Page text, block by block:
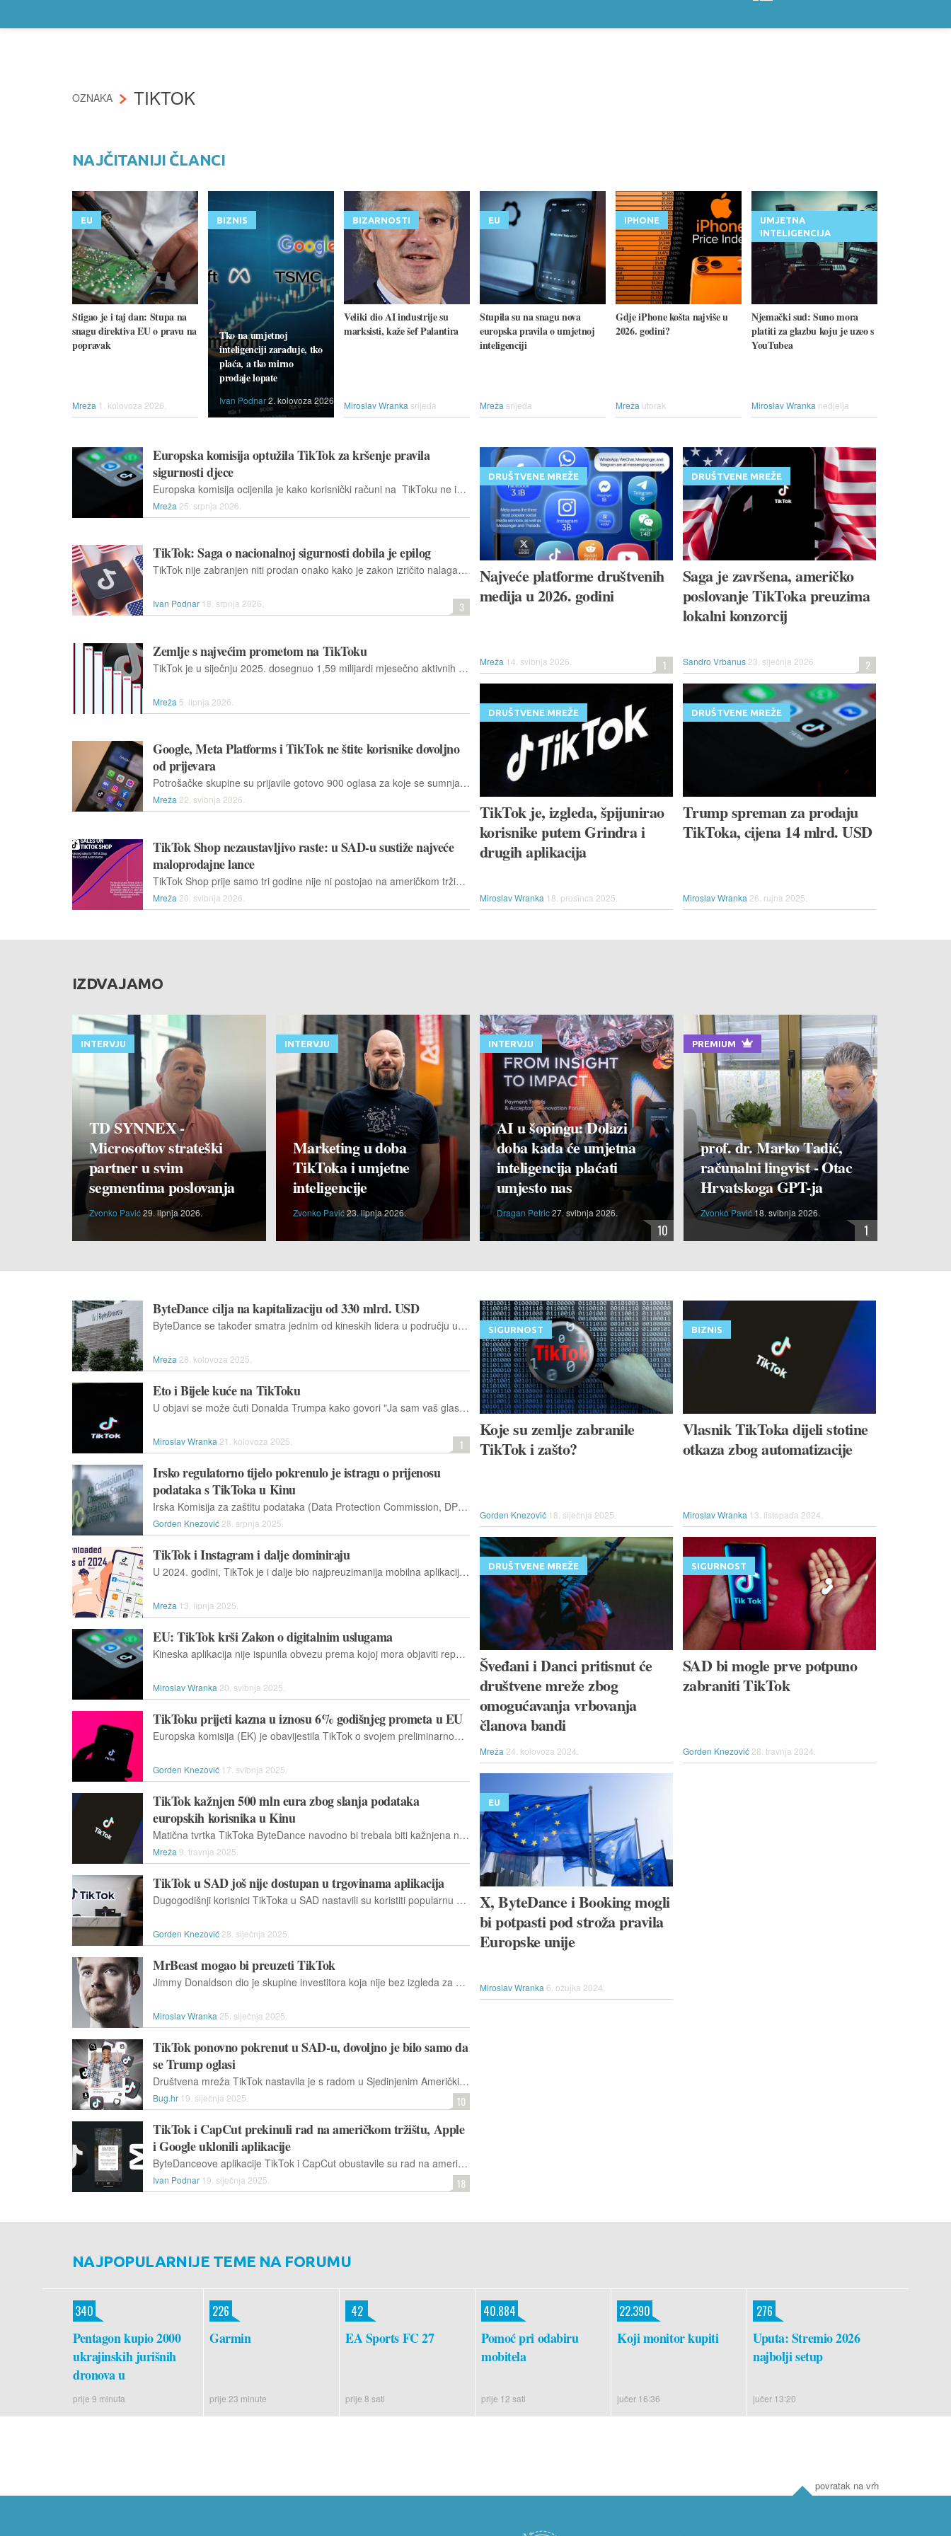
OZNAKA TIKTOK
NAJČITANIJI ČLANCI
EU
Stigao je i taj dan: Stupa na
snagu direktiva EU o pravu na
popravak
Mreža 1. kolovoza 2026.
BIZNIS
Tko na umjetnoj
inteligenciji zarađuje, tko
plaća, a tko mirno
prodaje lopate
Ivan Podnar2. kolovoza 2026.
BIZARNOSTI
Veliki dio AI industrije su
marksisti, kaže šef Palantira
Miroslav Wranka srijeda
EU
Stupila su na snagu nova
europska pravila o umjetnoj
inteligenciji
Mreža srijeda
IPHONE
Gdje iPhone košta najviše u
2026. godini?
Mreža utorak
UMJETNA
INTELIGENCIJA
Njemački sud: Suno mora
platiti za glazbu koju je uzeo s
YouTubea
Miroslav Wranka nedjelja
Europska komisija optužila TikTok za kršenje pravila
sigurnosti djece
Europska komisija ocijenila je kako korisnički računi na TikToku ne ispunjavaju sigurnosne standarde predviđene Zakonom o digitalnim uslugama.
Mreža 25. srpnja 2026.
TikTok: Saga o nacionalnoj sigurnosti dobila je epilog
TikTok nije zabranjen niti prodan onako kako je zakon izričito nalagao, nego je upravo proglašen dovoljno bezopasnim da ga od ovog tjedna smiju instalirati i savezni službenici, i to na službene uređaje
Ivan Podnar 18. srpnja 2026. 3
Zemlje s najvećim prometom na TikToku
TikTok je u siječnju 2025. dosegnuo 1,59 milijardi mjesečno aktivnih korisnika, što predstavlja 19,4 % svjetske populacije i 28,6 % korisnika interneta
Mreža 5. lipnja 2026.
Google, Meta Platforms i TikTok ne štite korisnike dovoljno
od prijevara
Potrošačke skupine su prijavile gotovo 900 oglasa za koje se sumnja kako krše zakone ⁠Unije između prosinca prošle i ožujka ove godine. Uklonjeno ih je 27 posto.
Mreža 22. svibnja 2026.
TikTok Shop nezaustavljivo raste: u SAD-u sustiže najveće
maloprodajne lance
TikTok Shop prije samo tri godine nije ni postojao na američkom tržištu, a sada se nameće kao jedan od najsnažnijih igrača u digitalnoj trgovini
Mreža 20. svibnja 2026.
DRUŠTVENE MREŽE
Najveće platforme društvenih
medija u 2026. godini
Mreža 14. svibnja 2026. 1
DRUŠTVENE MREŽE
Saga je završena, američko
poslovanje TikToka preuzima
lokalni konzorcij
Sandro Vrbanus 23. siječnja 2026. 2
DRUŠTVENE MREŽE
TikTok je, izgleda, špijunirao
korisnike putem Grindra i
drugih aplikacija
Miroslav Wranka 18. prosinca 2025.
DRUŠTVENE MREŽE
Trump spreman za prodaju
TikToka, cijena 14 mlrd. USD
Miroslav Wranka 26. rujna 2025.
IZDVAJAMO
INTERVJU
TD SYNNEX -
Microsoftov strateški
partner u svim
segmentima poslovanja
Zvonko Pavić29. lipnja 2026.
INTERVJU
Marketing u doba
TikToka i umjetne
inteligencije
Zvonko Pavić23. lipnja 2026.
INTERVJU
AI u šopingu: Dolazi
doba kada će umjetna
inteligencija plaćati
umjesto nas
Dragan Petric27. svibnja 2026.
10
PREMIUM
prof. dr. Marko Tadić,
računalni lingvist - Otac
Hrvatskoga GPT-ja
Zvonko Pavić 18. svibnja 2026.
1
ByteDance cilja na kapitalizaciju od 330 mlrd. USD
ByteDance se također smatra jednim od kineskih lidera u području umjetne inteligencije, uloživši milijarde dolara u Nvidije čipove, infrastrukturu i razvoj vlastitih modela
Mreža 28. kolovoza 2025.
Eto i Bijele kuće na TikToku
U objavi se može čuti Donalda Trumpa kako govori "Ja sam vaš glas", uz popratni natpis "Ameriko, vratili smo se! Što ima, TikToku?"
Miroslav Wranka 21. kolovoza 2025. 1
Irsko regulatorno tijelo pokrenulo je istragu o prijenosu
podataka s TikToka u Kinu
Irska Komisija za zaštitu podataka (Data Protection Commission, DPC) otvorila je novu istragu o TikTokovom prijenosu osobnih podataka korisnika iz EU na poslužitelje smještene u Kini
Gorden Knezović 28. srpnja 2025.
TikTok i Instagram i dalje dominiraju
U 2024. godini, TikTok je i dalje bio najpreuzimanija mobilna aplikacija u svijetu. Aplikacija za dijeljenje kratkih videa generirala je 825,5 milijuna preuzimanja tijekom te godine
Mreža 13. lipnja 2025.
EU: TikTok krši Zakon o digitalnim uslugama
Kineska aplikacija nije ispunila obvezu prema kojoj mora objaviti repozitorij koji istraživačima i korisnicima omogućuje otkrivanje lažnih oglasa.
Miroslav Wranka 20. svibnja 2025.
TikToku prijeti kazna u iznosu 6% godišnjeg prometa u EU
Europska komisija (EK) je obavijestila TikTok o svojem preliminarnom stajalištu da društvo ne ispunjava obvezu objavljivanja repozitorija oglasa iz Akta o digitalnim uslugama
Gorden Knezović 17. svibnja 2025.
TikTok kažnjen 500 mln eura zbog slanja podataka
europskih korisnika u Kinu
Matična tvrtka TikToka ByteDance navodno bi trebala biti kažnjena novčanom kaznom od preko 500 milijuna eura zbog ilegalnog slanja podataka europskih korisnika u Kinu, objavio je EuroNews
Mreža 9. travnja 2025.
TikTok u SAD još nije dostupan u trgovinama aplikacija
Dugogodišnji korisnici TikToka u SAD nastavili su koristiti popularnu aplikaciju za društvene medije nakon zatvaranja 19. siječnja, ali je još uvijek nedostupna novim korisnicima za preuzimanje
Gorden Knezović 28. siječnja 2025.
MrBeast mogao bi preuzeti TikTok
Jimmy Donaldson dio je skupine investitora koja nije bez izgleda za preuzimanje američkog ogranka popularne društvene mreže.
Miroslav Wranka 25. siječnja 2025.
TikTok ponovno pokrenut u SAD-u, dovoljno je bilo samo da
se Trump oglasi
Društvena mreža TikTok nastavila je s radom u Sjedinjenim Američkim Državama nakon kratke obustave rada koja je trajala dvanaest sati...
Bug.hr 19. siječnja 2025. 10
TikTok i CapCut prekinuli rad na američkom tržištu, Apple
i Google uklonili aplikacije
ByteDanceove aplikacije TikTok i CapCut obustavile su rad na američkom tržištu 18. siječnja 2025. uoči federalne zabrane, dok se tvrtka nada nastavku pregovore s novoizabranim predsjednikom Trumpom. TikTok i CapCut su uklonjen iz američkih trgovina aplikacija...
Ivan Podnar 19. siječnja 2025. 18
SIGURNOST
Koje su zemlje zabranile
TikTok i zašto?
Gorden Knezović 18. siječnja 2025.
BIZNIS
Vlasnik TikToka dijeli stotine
otkaza zbog automatizacije
Miroslav Wranka 13. listopada 2024.
DRUŠTVENE MREŽE
Šveđani i Danci pritisnut će
društvene mreže zbog
omogućavanja vrbovanja
članova bandi
Mreža 24. kolovoza 2024.
SIGURNOST
SAD bi mogle prve potpuno
zabraniti TikTok
Gorden Knezović 28. travnja 2024.
EU
X, ByteDance i Booking mogli
bi potpasti pod stroža pravila
Europske unije
Miroslav Wranka 6. ožujka 2024.
NAJPOPULARNIJE TEME NA FORUMU
Pentagon kupio 2000
ukrajinskih jurišnih
dronova u
prije 9 minuta
340
Garmin
prije 23 minute
226
EA Sports FC 27
prije 8 sati
42
Pomoć pri odabiru
mobitela
prije 12 sati
40.884
Koji monitor kupiti
jučer 16:36
22.390
Uputa: Stremio 2026
najbolji setup
jučer 13:20
276
povratak na vrh